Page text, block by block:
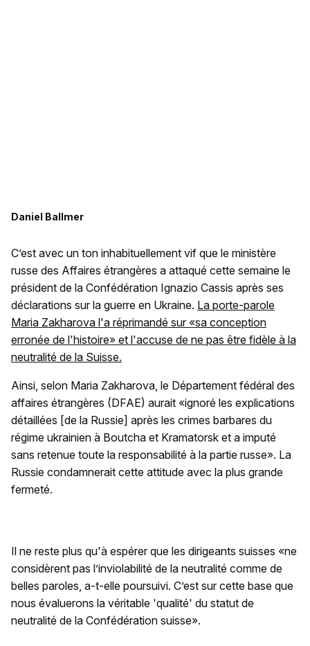
Daniel Ballmer
C’est avec un ton inhabituellement vif que le ministère
russe des Affaires étrangères a attaqué cette semaine le
président de la Confédération Ignazio Cassis après ses
déclarations sur la guerre en Ukraine. La porte-parole
Maria Zakharova l'a réprimandé sur «sa conception
erronée de l'histoire» et l'accuse de ne pas être fidèle à la
neutralité de la Suisse.
Ainsi, selon Maria Zakharova, le Département fédéral des
affaires étrangères (DFAE) aurait «ignoré les explications
détaillées [de la Russie] après les crimes barbares du
régime ukrainien à Boutcha et Kramatorsk et a imputé
sans retenue toute la responsabilité à la partie russe». La
Russie condamnerait cette attitude avec la plus grande
fermeté.
Il ne reste plus qu'à espérer que les dirigeants suisses «ne
considèrent pas l’inviolabilité de la neutralité comme de
belles paroles, a-t-elle poursuivi. C’est sur cette base que
nous évaluerons la véritable 'qualité' du statut de
neutralité de la Confédération suisse».